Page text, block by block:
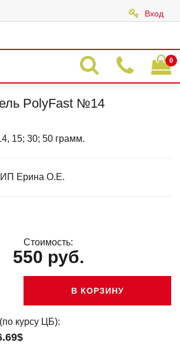
Вход
0
PolyFast №14
15; 30; 50 грамм.
ИП Ерина О.Е.
Стоимость:
550 руб.
В КОРЗИНУ
курсу ЦБ):